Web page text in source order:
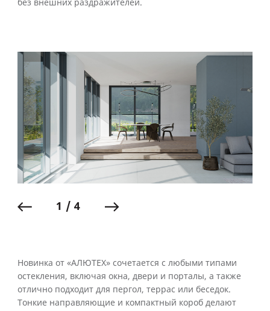
без внешних раздражителей.
1 / 4
Новинка от «АЛЮТЕХ» сочетается с любыми типами
остекления, включая окна, двери и порталы, а также
отлично подходит для пергол, террас или беседок.
Тонкие направляющие и компактный короб делают